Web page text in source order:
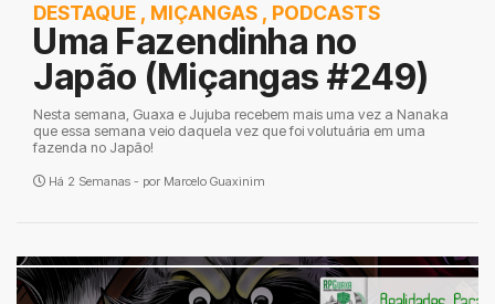
DESTAQUE , MIÇANGAS , PODCASTS
Uma Fazendinha no
Japão (Miçangas #249)
Nesta semana, Guaxa e Jujuba recebem mais uma vez a Nanaka
que essa semana veio daquela vez que foi volutuária em uma
fazenda no Japão!
Há 2 Semanas - por Marcelo Guaxinim